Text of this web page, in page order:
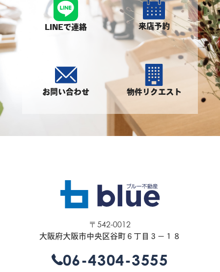
LINEで連絡 来店予約
お問い合わせ 物件リクエスト
〒542-0012
大阪府大阪市中央区谷町６丁目３−１８
06-4304-3555